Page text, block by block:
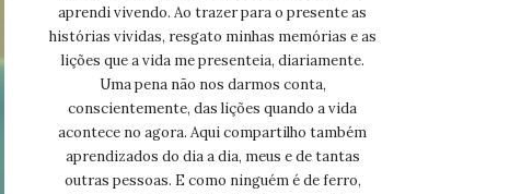
aprendi vivendo. Ao trazer para o presente as
histórias vividas, resgato minhas memórias e as
lições que a vida me presenteia, diariamente.
Uma pena não nos darmos conta,
conscientemente, das lições quando a vida
acontece no agora. Aqui compartilho também
aprendizados do dia a dia, meus e de tantas
outras pessoas. E como ninguém é de ferro,